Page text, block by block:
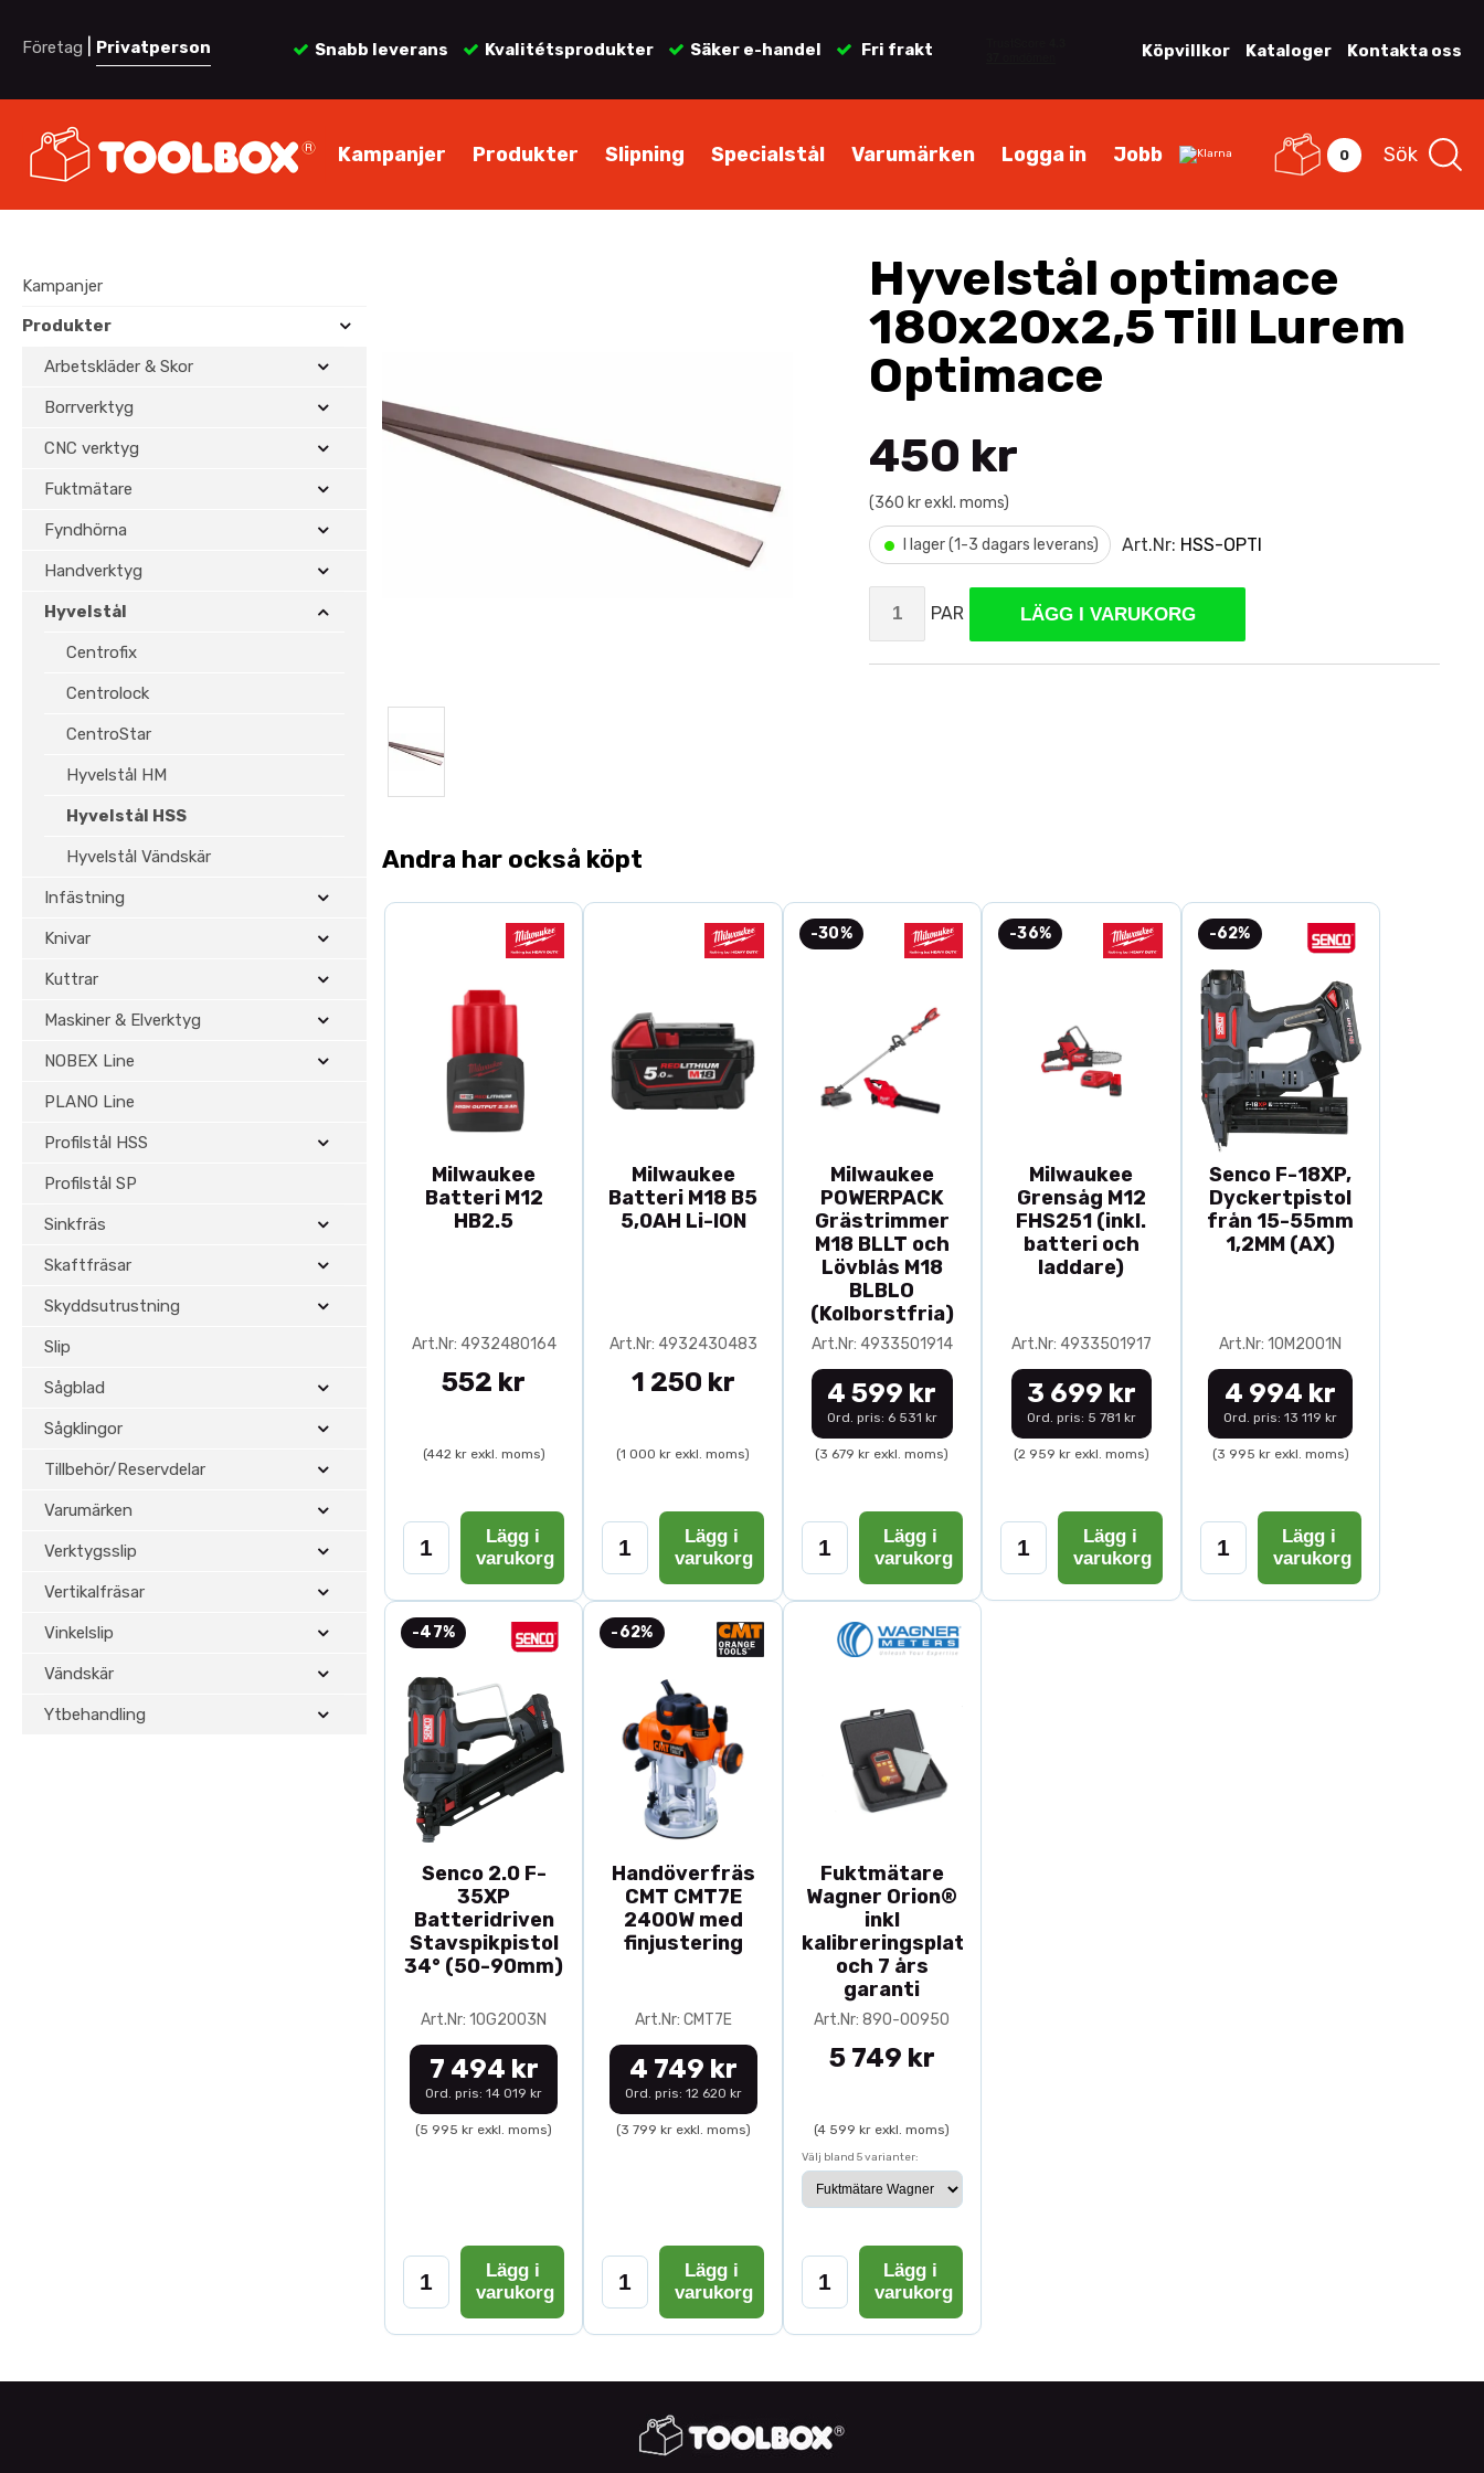
Företag Privatperson Snabb leverans Kvalitétsprodukter Säker e-handel Fri frakt Köpvillkor Kataloger Kontakta oss
Kampanjer Produkter Slipning Specialstål Varumärken Logga in Jobb 0 Sök
Kampanjer
Produkter
Arbetskläder & Skor
Borrverktyg
CNC verktyg
Fuktmätare
Fyndhörna
Handverktyg
Hyvelstål
Centrofix
Centrolock
CentroStar
Hyvelstål HM
Hyvelstål HSS
Hyvelstål Vändskär
Infästning
Knivar
Kuttrar
Maskiner & Elverktyg
NOBEX Line
PLANO Line
Profilstål HSS
Profilstål SP
Sinkfräs
Skaftfräsar
Skyddsutrustning
Slip
Sågblad
Sågklingor
Tillbehör/Reservdelar
Varumärken
Verktygsslip
Vertikalfräsar
Vinkelslip
Vändskär
Ytbehandling
Hyvelstål optimace
180x20x2,5 Till Lurem
Optimace
450 kr
(360 kr exkl. moms)
• I lager (1-3 dagars leverans) Art.Nr: HSS-OPTI
PAR LÄGG I VARUKORG
Andra har också köpt
Milwaukee
Batteri M12
HB2.5
Art.Nr: 4932480164
552 kr
(442 kr exkl. moms)
Lägg i
varukorg
Milwaukee
Batteri M18 B5
5,0AH Li-ION
Art.Nr: 4932430483
1 250 kr
(1 000 kr exkl. moms)
Lägg i
varukorg
-30%
Milwaukee
POWERPACK
Grästrimmer
M18 BLLT och
Lövblås M18
BLBLO
(Kolborstfria)
Art.Nr: 4933501914
4 599 kr
Ord. pris: 6 531 kr
(3 679 kr exkl. moms)
Lägg i
varukorg
-36%
Milwaukee
Grensåg M12
FHS251 (inkl.
batteri och
laddare)
Art.Nr: 4933501917
3 699 kr
Ord. pris: 5 781 kr
(2 959 kr exkl. moms)
Lägg i
varukorg
-62%
Senco F-18XP,
Dyckertpistol
från 15-55mm
1,2MM (AX)
Art.Nr: 10M2001N
4 994 kr
Ord. pris: 13 119 kr
(3 995 kr exkl. moms)
Lägg i
varukorg
-47%
Senco 2.0 F-
35XP
Batteridriven
Stavspikpistol
34° (50-90mm)
Art.Nr: 10G2003N
7 494 kr
Ord. pris: 14 019 kr
(5 995 kr exkl. moms)
Lägg i
varukorg
-62%
Handöverfräs
CMT CMT7E
2400W med
finjustering
Art.Nr: CMT7E
4 749 kr
Ord. pris: 12 620 kr
(3 799 kr exkl. moms)
Lägg i
varukorg
Fuktmätare
Wagner Orion®
inkl
kalibreringsplatta
och 7 års
garanti
Art.Nr: 890-00950
5 749 kr
(4 599 kr exkl. moms)
Välj bland 5 varianter:
Lägg i
varukorg